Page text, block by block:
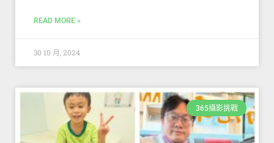
READ MORE »
30 10 月, 2024
365攝影挑戰